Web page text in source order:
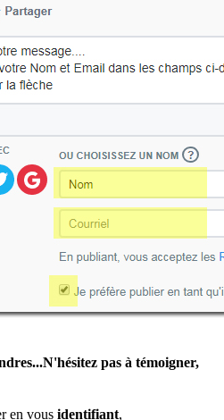
pas à témoigner,
en vous identifiant,